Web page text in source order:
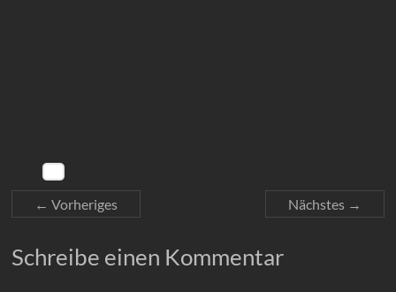
← Vorheriges Nächstes →
Schreibe einen Kommentar